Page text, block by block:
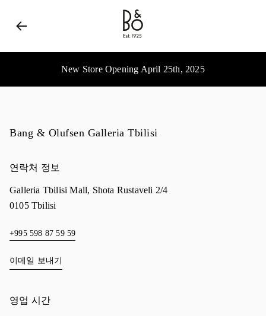
Bang & Olufsen - Exist to Create
New Store Opening April 25th, 2025
Bang & Olufsen Galleria Tbilisi
연락처 정보
Galleria Tbilisi Mall, Shota Rustaveli 2/4
0105 Tbilisi
+995 598 87 59 59
이메일 보내기
영업 시간